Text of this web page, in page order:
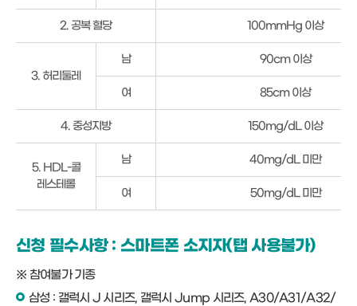
과
판
수
치
관
한
입
니
2. 공복 혈당 100mmHg 이상
3. 허리둘레
남 90cm 이상
여 85cm 이상
4. 중성지방 150mg/dL 이상
5. HDL-콜
레스테롤
남 40mg/dL 미만
여 50mg/dL 미만
신청 필수사항 : 스마트폰 소지자(탭 사용불가)
※ 참여불가 기종
삼성 : 갤럭시 J 시리즈, 갤럭시 Jump 시리즈, A30/A31/A32/